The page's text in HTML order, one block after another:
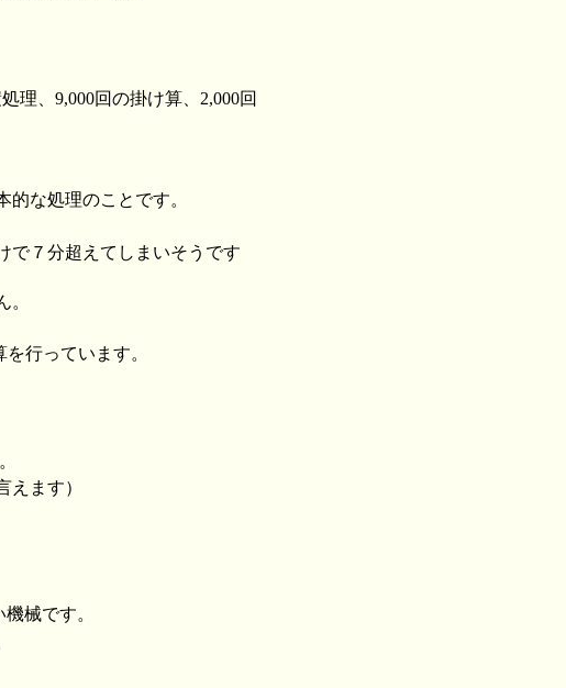
理、9,000回の掛け算、2,000回
な処理のことです。
で７分超えてしまいそうです
。
行っています。
えます）
械です。